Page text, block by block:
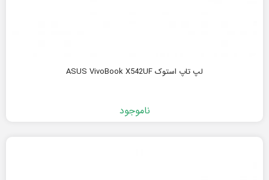
لپ تاپ استوک ASUS VivoBook X542UF
ناموجود